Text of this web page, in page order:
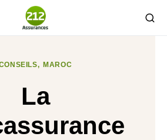
MAROC
La